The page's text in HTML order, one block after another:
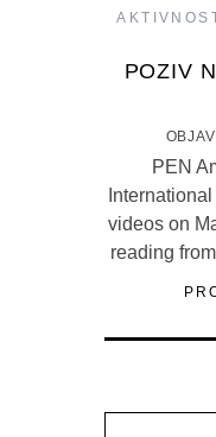
POZIV
PEN
videos on
reading